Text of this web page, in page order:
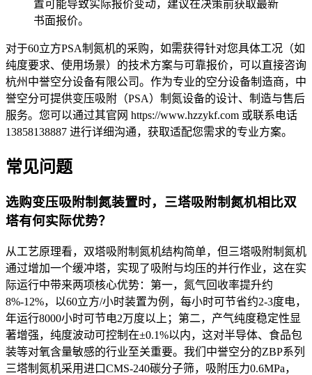
置可能导致实际报价变动，建议在决策前获取最新
书面报价。
对于60立方PSA制氮机的采购，如需获得针对您具体工况（如
纯度要求、使用场景）的技术方案与可靠报价，可以直接咨询
杭州中誉空分设备有限公司。作为专业的空分设备制造商，中
誉空分可提供变压吸附（PSA）制氮设备的设计、制造与售后
服务。您可以通过其官网 https://www.hzzykf.com 或联系电话
13858138887 进行详细沟通，获取适配您需求的专业方案。
常见问题
选购变压吸附制氮装置时，三塔吸附制氮机相比双
塔有何实际优势？
从工艺原理看，双塔吸附制氮机结构简单，但三塔吸附制氮机
通过增加一个缓冲塔，实现了吸附与均压的并行作业，这在实
际运行中带来两项核心优势：第一，氮气回收率提升约
8%-12%，以60立方/小时装置为例，每小时可节省约2-3度电，
年运行8000小时可节电2万度以上；第二，产气纯度稳定性显
著增强，纯度波动可控制在±0.1%以内，这对半导体、食品包
装等对氧含量敏感的行业至关重要。我们中誉空分的ZBP系列
三塔制氮机采用进口CMS-240碳分子筛，吸附压力0.6MPa，